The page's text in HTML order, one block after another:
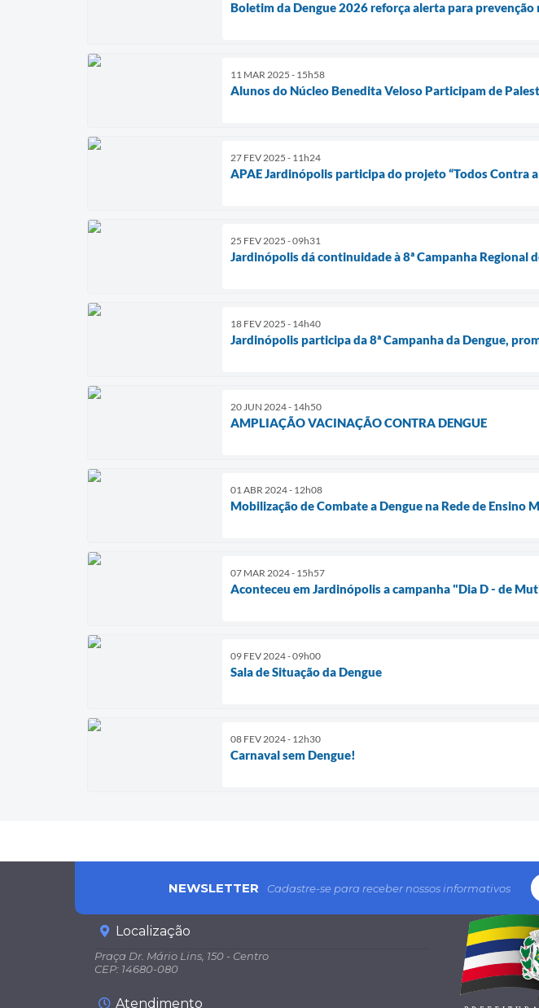
Boletim da Dengue 2026 reforça alerta para prevenção
11 MAR 2025 - 15h58
Alunos do Núcleo Benedita Veloso Participam de
27 FEV 2025 - 11h24
APAE Jardinópolis participa do projeto “Todos Contra a
25 FEV 2025 - 09h31
Jardinópolis dá continuidade à 8ª Campanha Regional
18 FEV 2025 - 14h40
Jardinópolis participa da 8ª Campanha da Dengue,
20 JUN 2024 - 14h50
AMPLIAÇÃO VACINAÇÃO CONTRA DENGUE
01 ABR 2024 - 12h08
Mobilização de Combate a Dengue na Rede de Ensino
07 MAR 2024 - 15h57
Aconteceu em Jardinópolis a campanha "Dia D - de
09 FEV 2024 - 09h00
Sala de Situação da Dengue
08 FEV 2024 - 12h30
Carnaval sem Dengue!
NEWSLETTER Cadastre-se para receber nossos informativos
Localização
Praça Dr. Mário Lins, 150 - Centro
CEP: 14680-080
Atendimento